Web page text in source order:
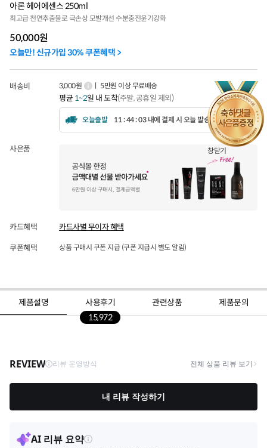
창닫기
아론 헤어에센스 250ml
최고급 천연추출물로 극손상 모발개선 수분충전윤기강화
50,000원
오늘만! 신규가입 30% 쿠폰혜택 >
배송비 3,000원 ㅣ 5만원 이상 무료배송
평균1~2일 내 도착(주말, 공휴일 제외)
오늘출발 11 : 44 : 01 내에 결제 시 오늘 발송됩니다.
사은품
카드혜택 카드사별 무이자 혜택
쿠폰혜택 상품 구매시 쿠폰 지급 (쿠폰 지급시 별도 알림)
제품설명
사용후기
15,972
관련상품 제품문의